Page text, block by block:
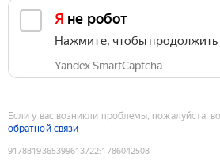
Я не робот
Нажмите, чтобы продолжить
Yandex SmartCaptcha
Если у вас возникли проблемы, пожалуйста,
обратной связи
9178819365399613722:1786042508